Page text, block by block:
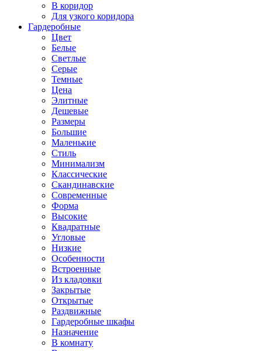
В коридор
Для узкого коридора
Гардеробные
Цвет
Белые
Светлые
Серые
Темные
Цена
Элитные
Дешевые
Размеры
Большие
Маленькие
Стиль
Минимализм
Классические
Скандинавские
Современные
Форма
Высокие
Квадратные
Угловые
Низкие
Особенности
Встроенные
Из кладовки
Закрытые
Открытые
Раздвижные
Гардеробные шкафы
Назначение
В комнату